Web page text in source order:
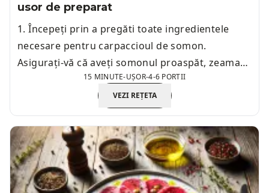
usor de preparat
1. Începeți prin a pregăti toate ingredientele
necesare pentru carpaccioul de somon.
Asigurați-vă că aveți somonul proaspăt, zeama
de lămâie, uleiul de măsline, sarea, piperul și alte
15 MINUTE-UȘOR-4-6 PORTII
VEZI REȚETA